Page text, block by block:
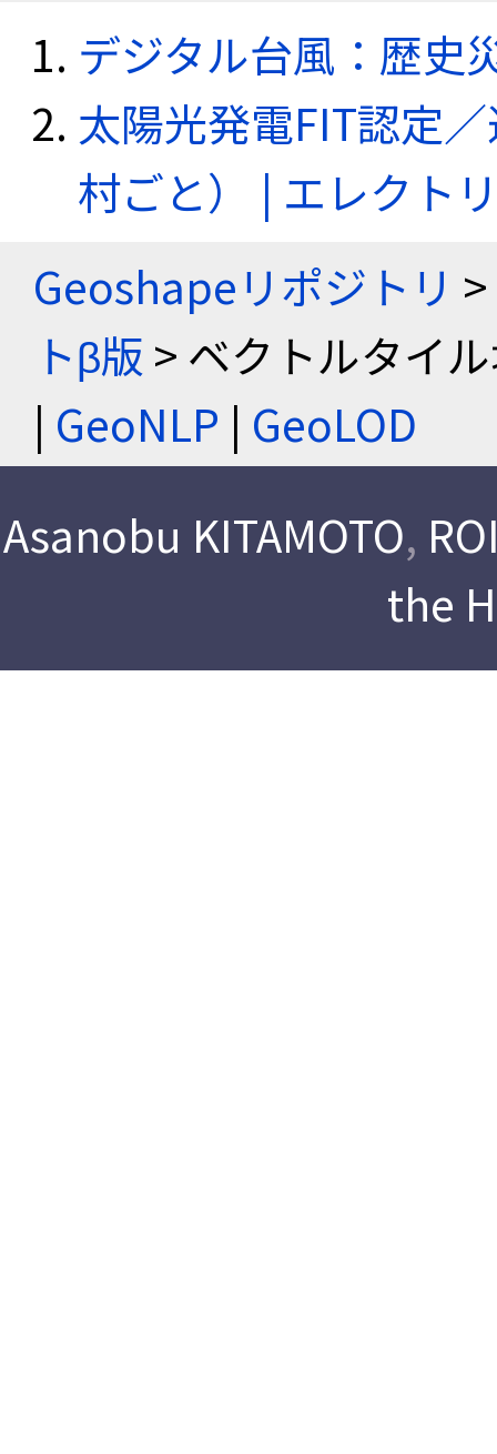
デジタル台風：歴史
太陽光発電FIT認定
村ごと） | エレクト
Geoshapeリポジトリ >
トβ版 > ベクトルタイ
| GeoNLP | GeoLOD
Asanobu KITAMOTO,
the